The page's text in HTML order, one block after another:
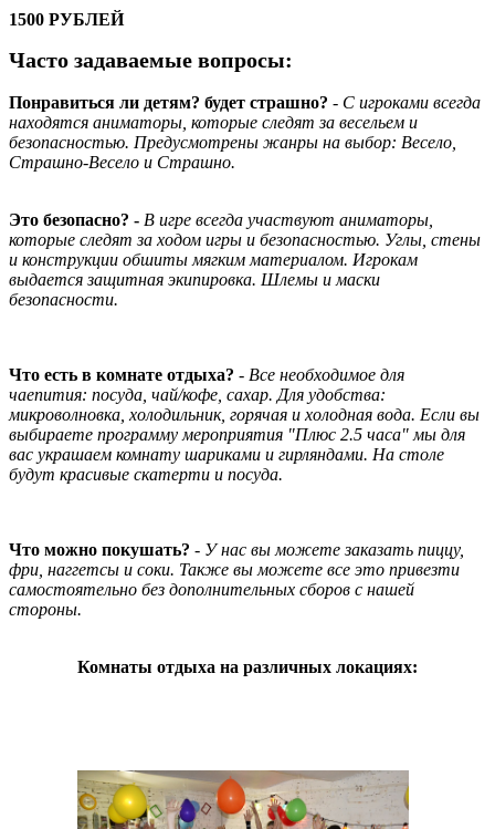
1500 РУБЛЕЙ
Часто задаваемые вопросы:
Понравиться ли детям? будет страшно? - С игроками всегда
находятся аниматоры, которые следят за весельем и
безопасностью. Предусмотрены жанры на выбор: Весело,
Страшно-Весело и Страшно.
Это безопасно? - В игре всегда участвуют аниматоры,
которые следят за ходом игры и безопасностью. Углы, стены
и конструкции обшиты мягким материалом. Игрокам
выдается защитная экипировка. Шлемы и маски
безопасности.
Что есть в комнате отдыха? - Все необходимое для
чаепития: посуда, чай/кофе, сахар. Для удобства:
микроволновка, холодильник, горячая и холодная вода. Если вы
выбираете программу мероприятия "Плюс 2.5 часа" мы для
вас украшаем комнату шариками и гирляндами. На столе
будут красивые скатерти и посуда.
Что можно покушать? - У нас вы можете заказать пиццу,
фри, наггетсы и соки. Также вы можете все это привезти
самостоятельно без дополнительных сборов с нашей
стороны.
Комнаты отдыха на различных локациях: